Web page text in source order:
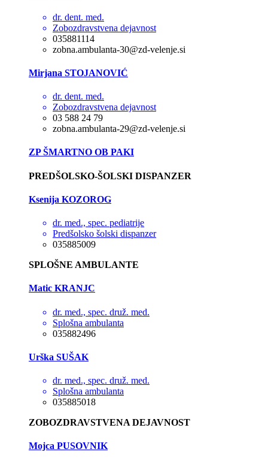
dr. dent. med.
Zobozdravstvena dejavnost
035881114
zobna.ambulanta-30@zd-velenje.si
Mirjana STOJANOVIĆ
dr. dent. med.
Zobozdravstvena dejavnost
03 588 24 79
zobna.ambulanta-29@zd-velenje.si
ZP ŠMARTNO OB PAKI
PREDŠOLSKO-ŠOLSKI DISPANZER
Ksenija KOZOROG
dr. med., spec. pediatrije
Predšolsko šolski dispanzer
035885009
SPLOŠNE AMBULANTE
Matic KRANJC
dr. med., spec. druž. med.
Splošna ambulanta
035882496
Urška SUŠAK
dr. med., spec. druž. med.
Splošna ambulanta
035885018
ZOBOZDRAVSTVENA DEJAVNOST
Mojca PUSOVNIK